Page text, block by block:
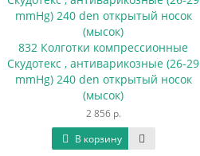
832 Колготки компрессионные
Скудотекс , антиварикозные (26-29
mmHg) 240 den открытый носок
(мысок)
2 856 р.
В корзину